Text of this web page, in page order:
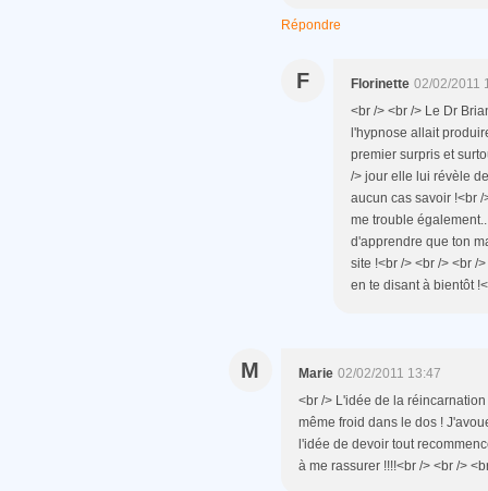
Répondre
F Florinette 02/02/2011
<br /> <br /> Le Dr
l'hypnose allait
premier surpris et
/> jour elle lui révèle
aucun cas savoir !<br
me trouble
d'apprendre que ton
site !<br /> <br /> <br /
en te disant à bientôt
M Marie 02/02/2011 13:47
<br /> L'idée de la
même froid dans le dos !
l'idée de devoir tout
à me rassurer !!!!<br /> <br />